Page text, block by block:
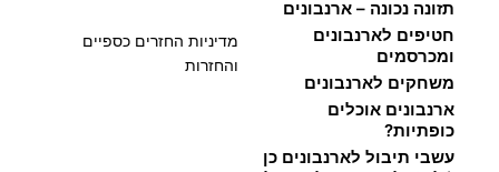
מדיניות החזרים כספיים
והחזרות
תזונה נכונה – ארנבונים
חטיפים לארנבונים
ומכרסמים
משחקים לארנבונים
ארנבונים אוכלים
כופתיות?
עשבי תיבול לארנבונים כן